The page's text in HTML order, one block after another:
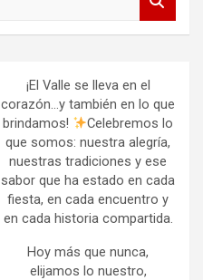
¡El Valle se lleva en el
corazón…y también en lo que
brindamos!
Celebremos lo
que somos: nuestra alegría,
nuestras tradiciones y ese
sabor que ha estado en cada
fiesta, en cada encuentro y
en cada historia compartida.
Hoy más que nunca,
elijamos lo nuestro,